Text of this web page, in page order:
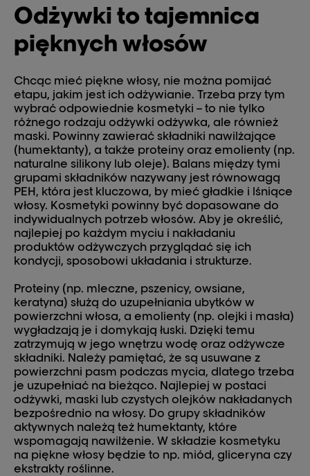
Odżywki to tajemnica
pięknych włosów
Chcąc mieć piękne włosy, nie można pomijać
etapu, jakim jest ich odżywianie. Trzeba przy tym
wybrać odpowiednie kosmetyki – to nie tylko
różnego rodzaju odżywki odżywka, ale również
maski. Powinny zawierać składniki nawilżające
(humektanty), a także proteiny oraz emolienty (np.
naturalne silikony lub oleje). Balans między tymi
grupami składników nazywany jest równowagą
PEH, która jest kluczowa, by mieć gładkie i lśniące
włosy. Kosmetyki powinny być dopasowane do
indywidualnych potrzeb włosów. Aby je określić,
najlepiej po każdym myciu i nakładaniu
produktów odżywczych przyglądać się ich
kondycji, sposobowi układania i strukturze.
Proteiny (np. mleczne, pszenicy, owsiane,
keratyna) służą do uzupełniania ubytków w
powierzchni włosa, a emolienty (np. olejki i masła)
wygładzają je i domykają łuski. Dzięki temu
zatrzymują w jego wnętrzu wodę oraz odżywcze
składniki. Należy pamiętać, że są usuwane z
powierzchni pasm podczas mycia, dlatego trzeba
je uzupełniać na bieżąco. Najlepiej w postaci
odżywki, maski lub czystych olejków nakładanych
bezpośrednio na włosy. Do grupy składników
aktywnych należą też humektanty, które
wspomagają nawilżenie. W składzie kosmetyku
na piękne włosy będzie to np. miód, gliceryna czy
ekstrakty roślinne.